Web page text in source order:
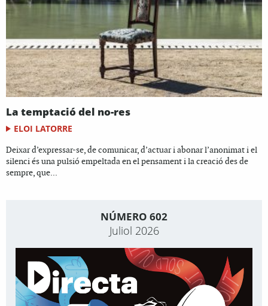
La temptació del no-res
ELOI LATORRE
Deixar d’expressar-se, de comunicar, d’actuar i abonar l’anonimat i el
silenci és una pulsió empeltada en el pensament i la creació des de
sempre, que...
NÚMERO 602
Juliol 2026